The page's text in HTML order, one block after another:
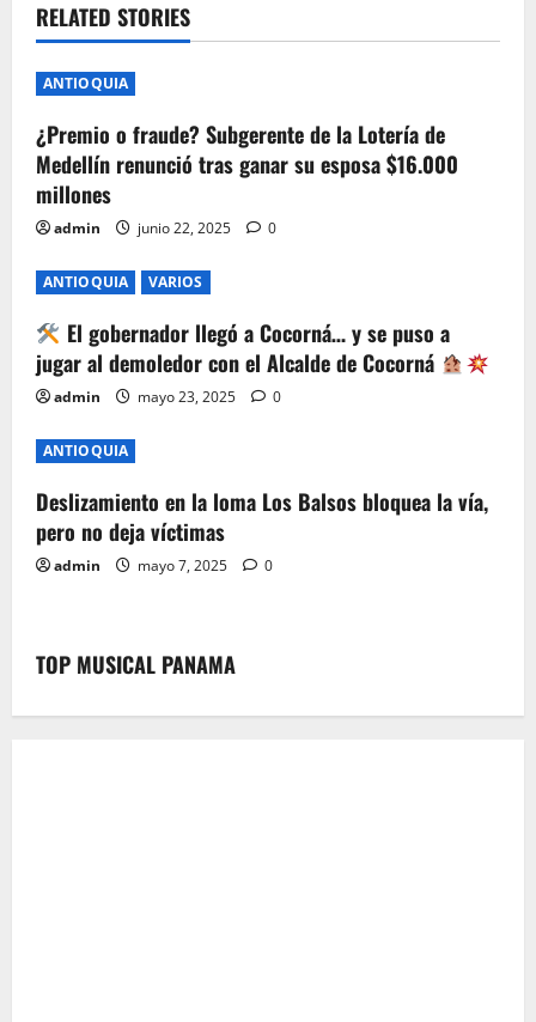
v
i
g
a
t
i
o
n
RELATED STORIES
ANTIOQUIA
¿Premio o fraude? Subgerente de la Lotería de
Medellín renunció tras ganar su esposa $16.000
millones
admin junio 22, 2025 0
ANTIOQUIA VARIOS
El gobernador llegó a Cocorná… y se puso a
jugar al demoledor con el Alcalde de Cocorná
admin mayo 23, 2025 0
ANTIOQUIA
Deslizamiento en la loma Los Balsos bloquea la vía,
pero no deja víctimas
admin mayo 7, 2025 0
TOP MUSICAL PANAMA